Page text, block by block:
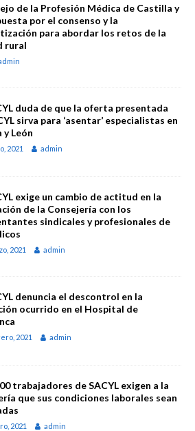
de la Profesión Médica de Castilla y
por el consenso y la
para abordar los retos de la
rural
duda de que la oferta presentada
sirva para ‘asentar’ especialistas en
y León
2021 admin
exige un cambio de actitud en la
de la Consejería con los
sindicales y profesionales de
2021 admin
denuncia el descontrol en la
ocurrido en el Hospital de
2021 admin
trabajadores de SACYL exigen a la
que sus condiciones laborales sean
2021 admin